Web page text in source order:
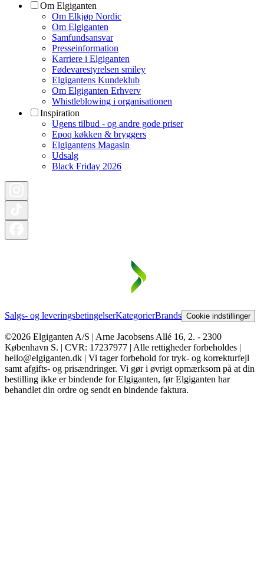
Om Elgiganten
Om Elkjøp Nordic
Om Elgiganten
Samfundsansvar
Presseinformation
Karriere i Elgiganten
Fødevarestyrelsen smiley
Elgigantens Kundeklub
Om Elgiganten Erhverv
Whistleblowing i organisationen
Inspiration
Ugens tilbud - og andre gode priser
Epoq køkken & bryggers
Elgigantens Magasin
Udsalg
Black Friday 2026
Salgs- og leveringsbetingelserKategorierBrands Cookie indstillinger
©2026 Elgiganten A/S | Arne Jacobsens Allé 16, 2. - 2300
København S. | CVR: 17237977 | Alle rettigheder forbeholdes |
hello@elgiganten.dk | Vi tager forbehold for tryk- og korrekturfejl
samt afgifts- og prisændringer. Vi gør i øvrigt opmærksom på at din
bestilling ikke er bindende for Elgiganten, før Elgiganten har
behandlet din ordre og sendt en bindende faktura.